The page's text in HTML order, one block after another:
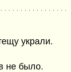
украли.
не было.